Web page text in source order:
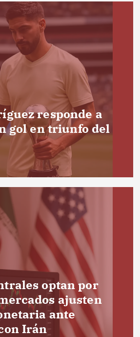
responde a
gol en triunfo del
optan por
ajusten
ante
Irán